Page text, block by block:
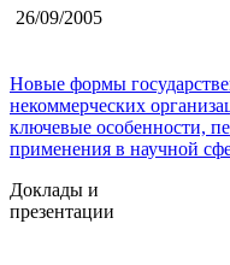
26/09/2005
Новые формы
некоммерческих
ключевые особенности,
применения в научной
Доклады и
презентации